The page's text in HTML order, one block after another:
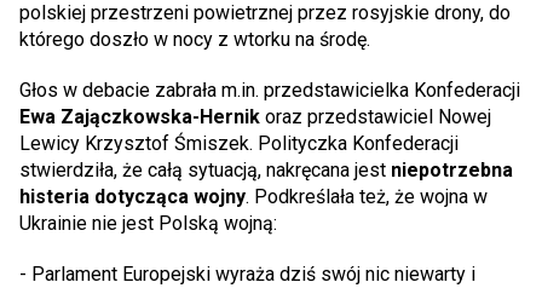
polskiej przestrzeni powietrznej przez rosyjskie drony, do
którego doszło w nocy z wtorku na środę.
Głos w debacie zabrała m.in. przedstawicielka Konfederacji
Ewa Zajączkowska-Hernik oraz przedstawiciel Nowej
Lewicy Krzysztof Śmiszek. Polityczka Konfederacji
stwierdziła, że całą sytuacją, nakręcana jest niepotrzebna
histeria dotycząca wojny. Podkreślała też, że wojna w
Ukrainie nie jest Polską wojną:
- Parlament Europejski wyraża dziś swój nic niewarty i